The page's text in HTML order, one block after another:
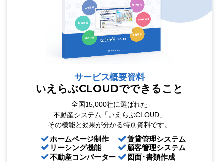
サービス概要資料
いえらぶCLOUDでできること
全国15,000社に選ばれた
不動産システム「いえらぶCLOUD」
その機能と効果が分かる特別資料です。
ホームページ制作
リーシング機能
不動産コンバーター
賃貸管理システム
顧客管理システム
図面･書類作成